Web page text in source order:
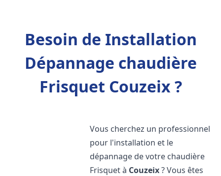
Besoin de Installation
Dépannage chaudière
Frisquet Couzeix ?
Vous cherchez un professionnel
pour l'installation et le
dépannage de votre chaudière
Frisquet à Couzeix? Vous êtes